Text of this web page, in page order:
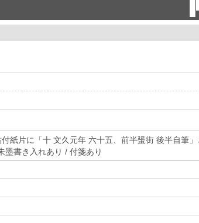
紙片に「十 文久元年 六十五、前半蜑街 後半自筆
墨書き入れあり / 付箋あり